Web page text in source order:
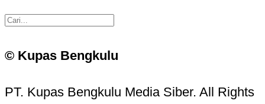
© Kupas Bengkulu
PT. Kupas Bengkulu Media Siber. All Rights